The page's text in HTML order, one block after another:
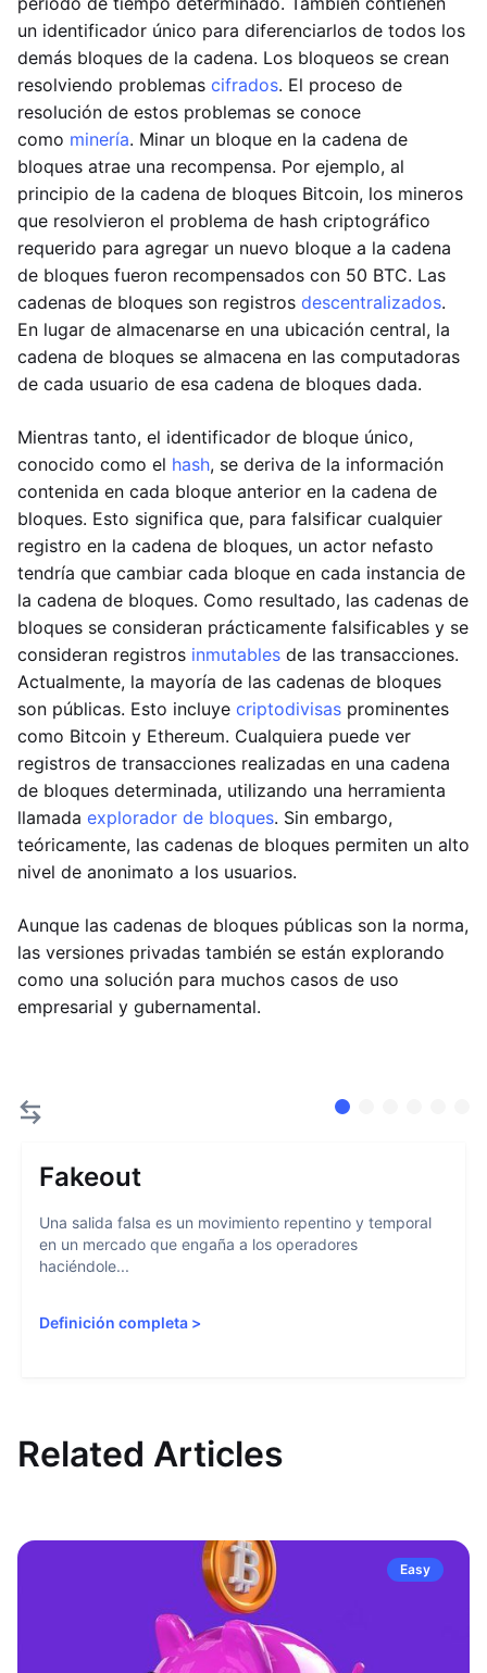
un identificador único para diferenciarlos de todos los
demás bloques de la cadena. Los bloqueos se crean
resolviendo problemas cifrados. El proceso de
resolución de estos problemas se conoce
como minería. Minar un bloque en la cadena de
bloques atrae una recompensa. Por ejemplo, al
principio de la cadena de bloques Bitcoin, los mineros
que resolvieron el problema de hash criptográfico
requerido para agregar un nuevo bloque a la cadena
de bloques fueron recompensados con 50 BTC. Las
cadenas de bloques son registros descentralizados.
En lugar de almacenarse en una ubicación central, la
cadena de bloques se almacena en las computadoras
de cada usuario de esa cadena de bloques dada.
Mientras tanto, el identificador de bloque único,
conocido como el hash, se deriva de la información
contenida en cada bloque anterior en la cadena de
bloques. Esto significa que, para falsificar cualquier
registro en la cadena de bloques, un actor nefasto
tendría que cambiar cada bloque en cada instancia de
la cadena de bloques. Como resultado, las cadenas de
bloques se consideran prácticamente falsificables y se
consideran registros inmutables de las transacciones.
Actualmente, la mayoría de las cadenas de bloques
son públicas. Esto incluye criptodivisas prominentes
como Bitcoin y Ethereum. Cualquiera puede ver
registros de transacciones realizadas en una cadena
de bloques determinada, utilizando una herramienta
llamada explorador de bloques. Sin embargo,
teóricamente, las cadenas de bloques permiten un alto
nivel de anonimato a los usuarios.
Aunque las cadenas de bloques públicas son la norma,
las versiones privadas también se están explorando
como una solución para muchos casos de uso
empresarial y gubernamental.
Fakeout
Una salida falsa es un movimiento repentino y temporal
en un mercado que engaña a los operadores
haciéndole...
Definición completa >
Related Articles
Easy